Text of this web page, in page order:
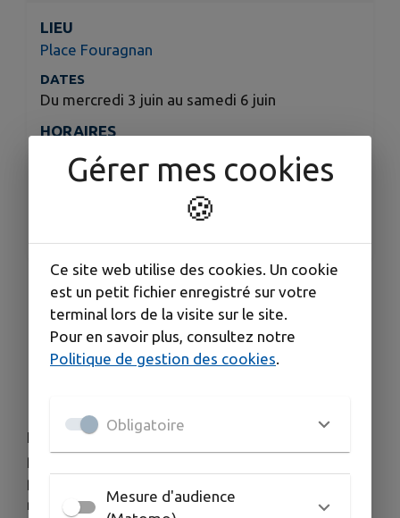
LIEU
Place Fouragnan
DATES
Du mercredi 3 juin au samedi 6 juin
HORAIRES
Du mardi au samedi y compris jours fériés - de
14h à 18h
[Prochain rendez-vous de la saison culturelle]
Exposition : Marc Uzan 1000°Celsius
Né à Sousse en 1955, Marc Uzan explore depuis
plus de 40 ans les formes et les émaux, créant des
pièces uniques où tradition et innovation se
rencontrent.
Gérer mes cookies
🍪
Ce site web utilise des cookies. Un cookie
est un petit fichier enregistré sur votre
terminal lors de la visite sur le site.
Pour en savoir plus, consultez notre
Politique de gestion des cookies.
Obligatoire
Mesure d'audience